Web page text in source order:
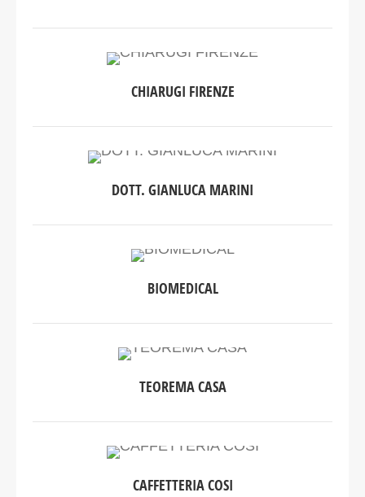
CHIARUGI FIRENZE
DOTT. GIANLUCA MARINI
BIOMEDICAL
TEOREMA CASA
CAFFETTERIA COSI